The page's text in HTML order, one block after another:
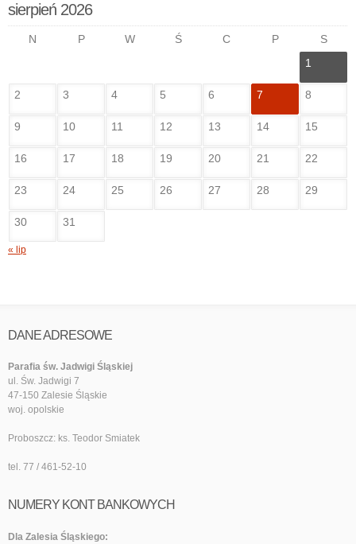
sierpień 2026
N P W Ś C P
S
1
2 3 4 5 6 7 8
9 10 11 12 13 14 15
16 17 18 19 20 21 22
23 24 25 26 27 28 29
30 31
« lip
DANE ADRESOWE
Parafia św. Jadwigi Śląskiej
ul. Św. Jadwigi 7
47-150 Zalesie Śląskie
woj. opolskie
Proboszcz: ks. Teodor Smiatek
tel. 77 / 461-52-10
NUMERY KONT BANKOWYCH
Dla Zalesia Śląskiego: